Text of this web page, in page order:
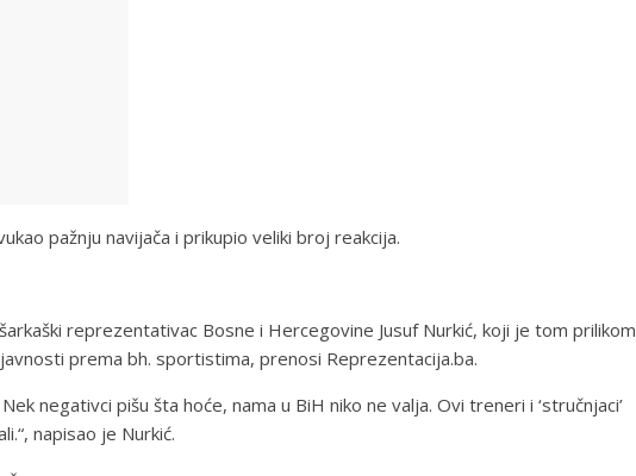
pažnju navijača i prikupio veliki broj reakcija.
reprezentativac Bosne i Hercegovine Jusuf Nurkić, koji je tom prilikom
prema bh. sportistima, prenosi Reprezentacija.ba.
negativci pišu šta hoće, nama u BiH niko ne valja. Ovi treneri i ‘stručnjaci’
napisao je Nurkić.